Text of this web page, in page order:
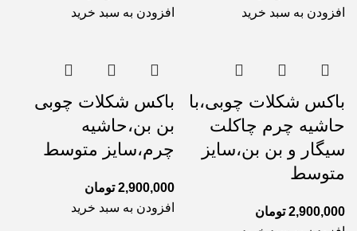
افزودن به سبد خرید
افزودن به سبد خرید
باکس شکلات چوبی،با
حاشیه چرم چاکلت
سیگار و بن بن،سایز
متوسط
2,900,000 تومان
باکس شکلات چوبی
بن بن،حاشیه
چرم،سایز متوسط
2,900,000 تومان
افزودن به سبد خرید